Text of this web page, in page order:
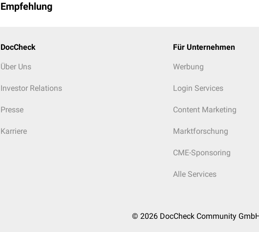
Empfehlung
DocCheck
Über Uns
Investor Relations
Presse
Karriere
Für Unternehmen
Werbung
Login Services
Content Marketing
Marktforschung
CME-Sponsoring
Alle Services
© 2026 DocCheck Community